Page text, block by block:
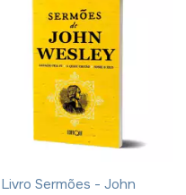
Livro Sermões - John